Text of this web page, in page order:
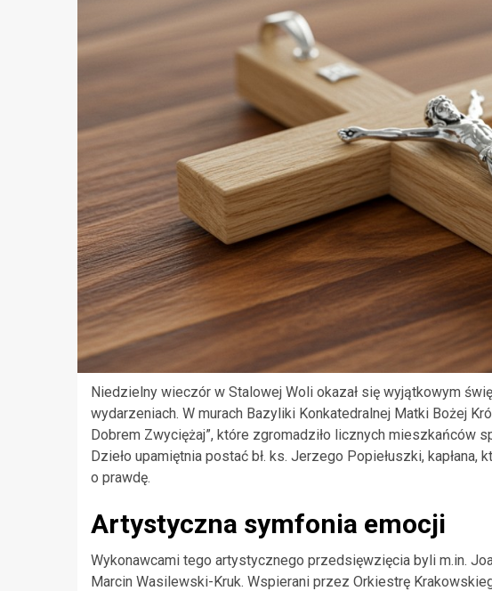
Niedzielny wieczór w Stalowej Woli okazał się wyjątkowym
wydarzeniach. W murach Bazyliki Konkatedralnej Matki Bożej
Dobrem Zwyciężaj”, które zgromadziło licznych mieszkańców
Dzieło upamiętnia postać bł. ks. Jerzego Popiełuszki,
o prawdę.
Artystyczna symfonia emocji
Wykonawcami tego artystycznego przedsięwzięcia byli m.in.
Marcin Wasilewski-Kruk. Wspierani przez Orkiestrę